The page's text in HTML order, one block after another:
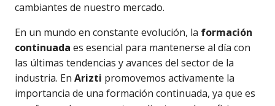
cambiantes de nuestro mercado.
En un mundo en constante evolución, la formación
continuada es esencial para mantenerse al día con
las últimas tendencias y avances del sector de la
industria. En Arizti promovemos activamente la
importancia de una formación continuada, ya que es